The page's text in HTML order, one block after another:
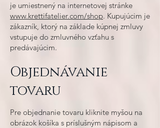
je umiestnený na internetovej stránke
www.krettifatelier.com/shop. Kupujúcim je
zákazník, ktorý na základe kúpnej zmluvy
vstupuje do zmluvného vzťahu s
predávajúcim.
Objednávanie
tovaru
Pre objednanie tovaru kliknite myšou na
obrázok košíka s príslušným nápisom a